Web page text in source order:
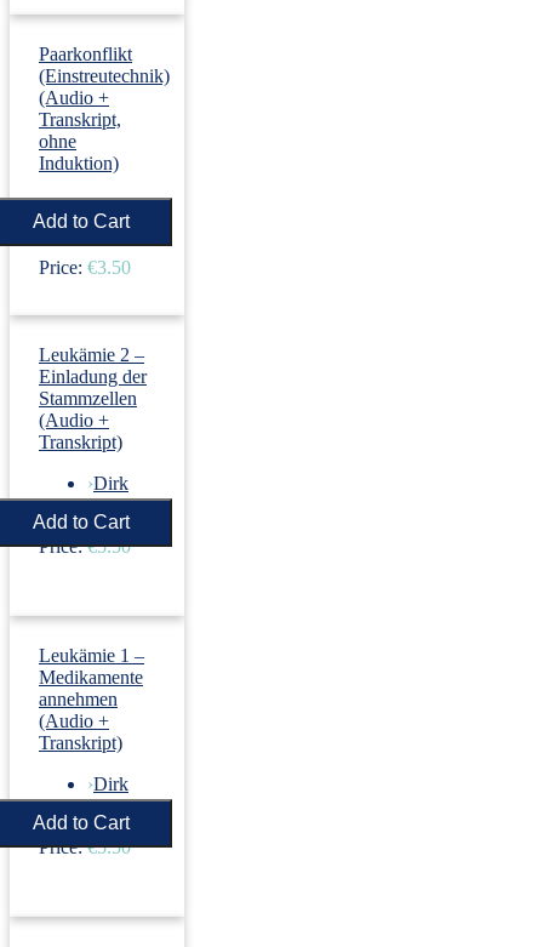
Paarkonflikt
(Einstreutechnik)
(Audio +
Transkript,
ohne
Induktion)
›Dirk
Revenstorf
Price: €3.50
Leukämie 2 –
Einladung der
Stammzellen
(Audio +
Transkript)
›Dirk
Revenstorf
Price: €5.50
Leukämie 1 –
Medikamente
annehmen
(Audio +
Transkript)
›Dirk
Revenstorf
Price: €5.50